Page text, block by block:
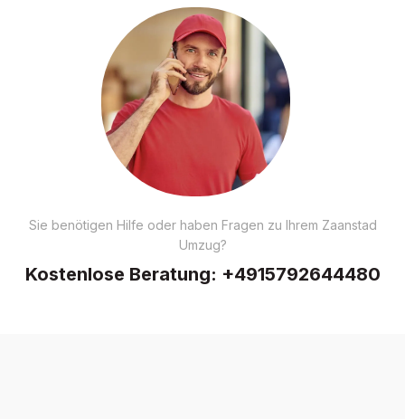
Sie benötigen Hilfe oder haben Fragen zu Ihrem Zaanstad
Umzug?
Kostenlose Beratung: +4915792644480